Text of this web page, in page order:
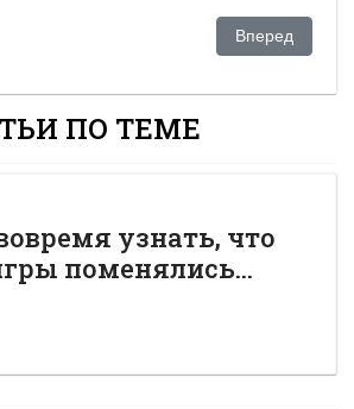
Аблязов пока остается под стражей
Следующий:
Вперед
ПО ТЕМЕ
узнать, что
поменялись...